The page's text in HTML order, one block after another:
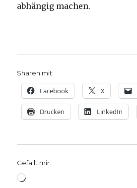
abhängig machen.
Sharen mit:
Facebook X
Drucken LinkedIn
Gefällt mir:
Wird